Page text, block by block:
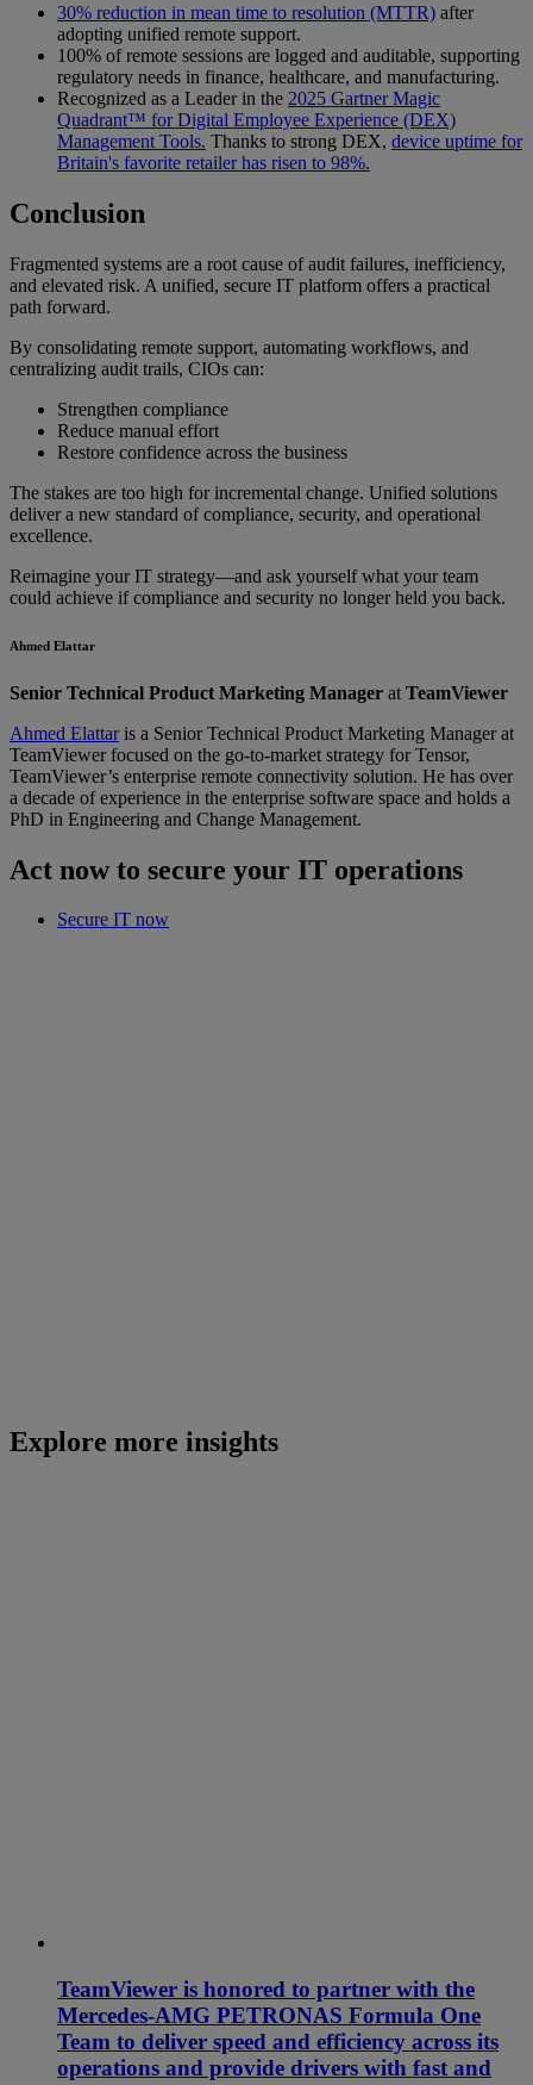
30% reduction in mean time to resolution (MTTR) after
adopting unified remote support.
100% of remote sessions are logged and auditable, supporting
regulatory needs in finance, healthcare, and manufacturing.
Recognized as a Leader in the 2025 Gartner Magic
Quadrant™ for Digital Employee Experience (DEX)
Management Tools. Thanks to strong DEX, device uptime for
Britain's favorite retailer has risen to 98%.
Conclusion
Fragmented systems are a root cause of audit failures, inefficiency,
and elevated risk. A unified, secure IT platform offers a practical
path forward.
By consolidating remote support, automating workflows, and
centralizing audit trails, CIOs can:
Strengthen compliance
Reduce manual effort
Restore confidence across the business
The stakes are too high for incremental change. Unified solutions
deliver a new standard of compliance, security, and operational
excellence.
Reimagine your IT strategy—and ask yourself what your team
could achieve if compliance and security no longer held you back.
Ahmed Elattar
Senior Technical Product Marketing Manager at TeamViewer
Ahmed Elattaris a Senior Technical Product Marketing Manager at
TeamViewer focused on the go-to-market strategy for Tensor,
TeamViewer’s enterprise remote connectivity solution. He has over
a decade of experience in the enterprise software space and holds a
PhD in Engineering and Change Management.
Act now to secure your IT operations
Secure IT now
Explore more insights
TeamViewer is honored to partner with the
Mercedes-AMG PETRONAS Formula One
Team to deliver speed and efficiency across its
operations and provide drivers with fast and